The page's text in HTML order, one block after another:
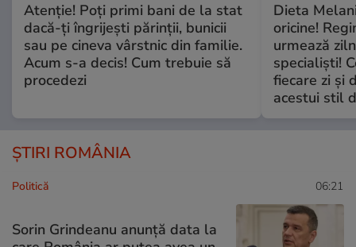
Atenție! Poți primi bani de la stat
dacă-ți îngrijești părinții, bunicii
sau pe cineva vârstnic din familie.
Acum s-a decis! Cum trebuie să
procedezi
Dieta
oricine!
urmează
specialiști!
fiecare zi și
acestui stil
ȘTIRI ROMÂNIA
Politică 06:21
Sorin Grindeanu anunță data la